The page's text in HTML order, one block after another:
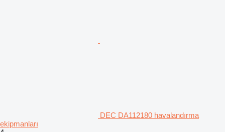
DEC DA112180 havalandırma
ekipmanları